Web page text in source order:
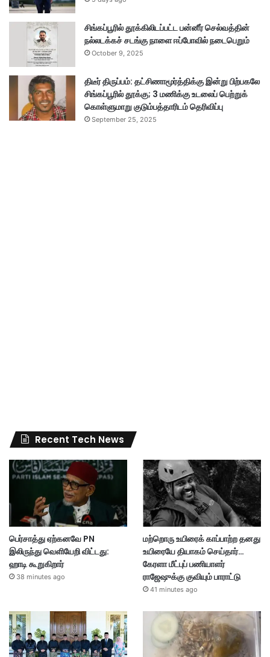
சிங்கப்பூரில் தூக்கிலிடப்பட்ட பன்னீர் செல்வத்தின்
நல்லடக்கச் சடங்கு நாளை ஈப்போவில் நடைபெறும்
October 9, 2025
திடீர் திருப்பம்: தட்சிணாமூர்த்திக்கு இன்று பிற்பகலே
சிங்கப்பூரில் தூக்கு; 3 மணிக்கு உடலைப் பெற்றுக்
கொள்ளுமாறு குடும்பத்தாரிடம் தெரிவிப்பு
September 25, 2025
Recent Tech News
பெர்சாத்து ஏற்கனவே PN
இலிருந்து வெளியேறி விட்டது:
ஹாடி கூறுகிறார்
38 minutes ago
மற்றொரு உயிரைக் காப்பாற்ற தனது
உயிரையே தியாகம் செய்தார்…
கேரளா மீட்புப் பணியாளர்
ராஜேஷுக்கு குவியும் பாராட்டு
41 minutes ago